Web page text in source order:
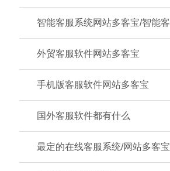
智能客服系统网站多客宝/智能客
外贸客服软件网站多客宝
手机版客服软件网站多客宝
国外客服软件都有什么
最定的在线客服系统/网站多客宝